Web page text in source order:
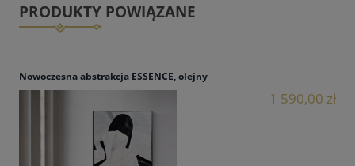
PRODUKTY POWIĄZANE
Nowoczesna abstrakcja ESSENCE, olejny
1 590,00 zł